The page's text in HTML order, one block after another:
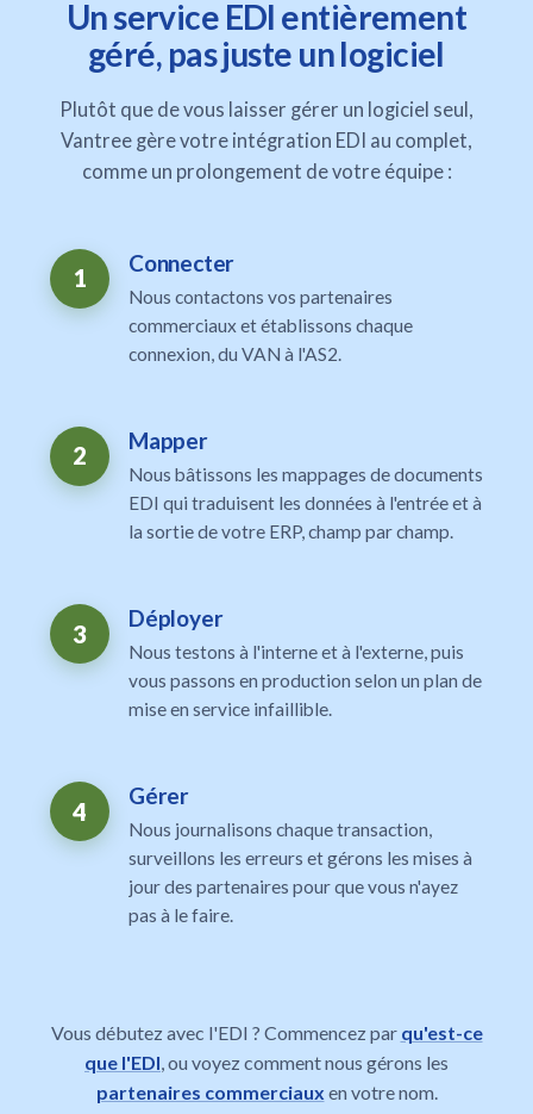
Un service EDI entièrement
géré, pas juste un logiciel
Plutôt que de vous laisser gérer un logiciel seul,
Vantree gère votre intégration EDI au complet,
comme un prolongement de votre équipe :
1
Connecter
Nous contactons vos partenaires
commerciaux et établissons chaque
connexion, du VAN à l'AS2.
2
Mapper
Nous bâtissons les mappages de documents
EDI qui traduisent les données à l'entrée et à
la sortie de votre ERP, champ par champ.
3
Déployer
Nous testons à l'interne et à l'externe, puis
vous passons en production selon un plan de
mise en service infaillible.
4
Gérer
Nous journalisons chaque transaction,
surveillons les erreurs et gérons les mises à
jour des partenaires pour que vous n'ayez
pas à le faire.
Vous débutez avec l'EDI ? Commencez par qu'est-ce
que l'EDI , ou voyez comment nous gérons les
partenaires commerciaux en votre nom.